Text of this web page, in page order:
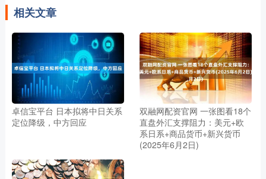
相关文章
卓信宝平台 日本拟将中日关系
定位降级，中方回应
双融网配资官网 一张图看18个
直盘外汇支撑阻力：美元+欧
系日系+商品货币+新兴货币
(2025年6月2日)